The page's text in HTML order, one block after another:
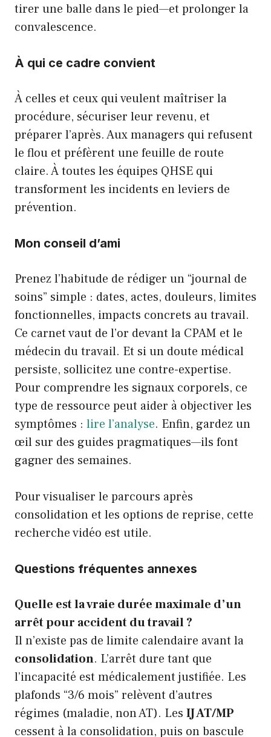
tirer une balle dans le pied—et prolonger la
convalescence.
À qui ce cadre convient
À celles et ceux qui veulent maîtriser la
procédure, sécuriser leur revenu, et
préparer l’après. Aux managers qui refusent
le flou et préfèrent une feuille de route
claire. À toutes les équipes QHSE qui
transforment les incidents en leviers de
prévention.
Mon conseil d’ami
Prenez l’habitude de rédiger un “journal de
soins” simple : dates, actes, douleurs, limites
fonctionnelles, impacts concrets au travail.
Ce carnet vaut de l’or devant la CPAM et le
médecin du travail. Et si un doute médical
persiste, sollicitez une contre-expertise.
Pour comprendre les signaux corporels, ce
type de ressource peut aider à objectiver les
symptômes : lire l’analyse. Enfin, gardez un
œil sur des guides pragmatiques—ils font
gagner des semaines.
Pour visualiser le parcours après
consolidation et les options de reprise, cette
recherche vidéo est utile.
Questions fréquentes annexes
Quelle est la vraie durée maximale d’un
arrêt pour accident du travail ?
Il n’existe pas de limite calendaire avant la
consolidation. L’arrêt dure tant que
l’incapacité est médicalement justifiée. Les
plafonds “3/6 mois” relèvent d’autres
régimes (maladie, non AT). Les IJ AT/MP
cessent à la consolidation, puis on bascule